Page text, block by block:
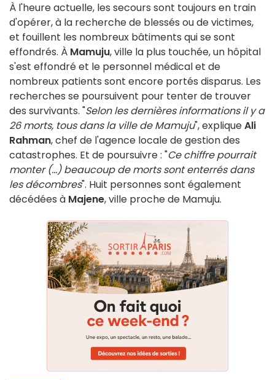
À l'heure actuelle, les secours sont toujours en train
d'opérer, à la recherche de blessés ou de victimes,
et fouillent les nombreux bâtiments qui se sont
effondrés. À Mamuju, ville la plus touchée, un hôpital
s'est effondré et le personnel médical et de
nombreux patients sont encore portés disparus. Les
recherches se poursuivent pour tenter de trouver
des survivants. "Selon les dernières informations il y a
26 morts, tous dans la ville de Mamuju", expliqueAli
Rahman, chef de l'agence locale de gestion des
catastrophes. Et de poursuivre : "Ce chiffre pourrait
monter (...) beaucoup de morts sont enterrés dans
les décombres". Huit personnes sont également
décédées à Majene, ville proche de Mamuju.